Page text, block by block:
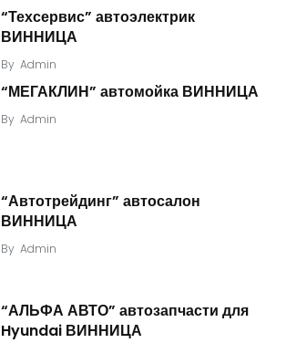
“Техсервис” автоэлектрик
ВИННИЦА
By Admin
“МЕГАКЛИН” автомойка ВИННИЦА
By Admin
“Автотрейдинг” автосалон
ВИННИЦА
By Admin
“АЛЬФА АВТО” автозапчасти для
Hyundai ВИННИЦА